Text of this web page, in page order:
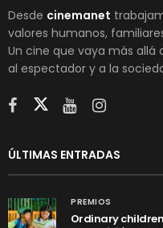
Desde cinemanet
valores humanos,
Un cine que vaya más
al espectador y a la
ÚLTIMAS ENTRADAS
PREMIOS
Ordinary